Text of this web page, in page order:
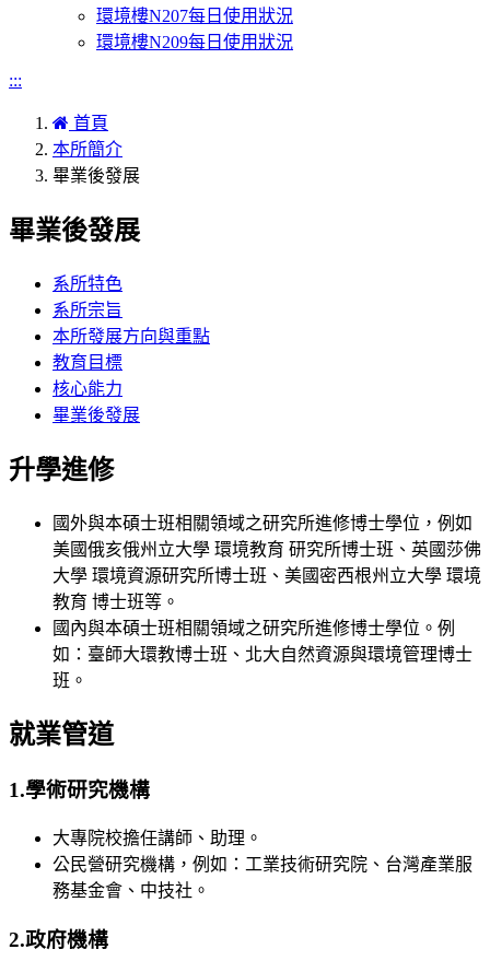
環境樓N207每日使用狀況
環境樓N209每日使用狀況
:::
首頁
本所簡介
畢業後發展
畢業後發展
系所特色
系所宗旨
本所發展方向與重點
教育目標
核心能力
畢業後發展
升學進修
國外與本碩士班相關領域之研究所進修博士學位，例如
美國俄亥俄州立大學 環境教育 研究所博士班、英國莎佛
大學 環境資源研究所博士班、美國密西根州立大學 環境
教育 博士班等。
國內與本碩士班相關領域之研究所進修博士學位。例
如：臺師大環教博士班、北大自然資源與環境管理博士
班。
就業管道
1.學術研究機構
大專院校擔任講師、助理。
公民營研究機構，例如：工業技術研究院、台灣產業服
務基金會、中技社。
2.政府機構